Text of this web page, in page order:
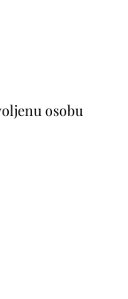
osobu